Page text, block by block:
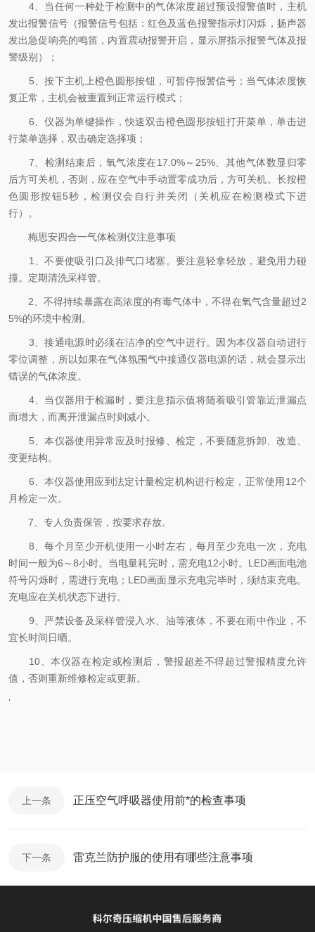
4、当任何一种处于检测中的气体浓度超过预设报警值时，主机
发出报警信号（报警信号包括：红色及蓝色报警指示灯闪烁，扬声器
发出急促响亮的鸣笛，内置震动报警开启，显示屏指示报警气体及报
警级别）；
5、按下主机上橙色圆形按钮，可暂停报警信号；当气体浓度恢
复正常，主机会被重置到正常运行模式；
6、仪器为单键操作，快速双击橙色圆形按钮打开菜单，单击进
行菜单选择，双击确定选择项；
7、检测结束后，氧气浓度在17.0%～25%、其他气体数显归零
后方可关机，否则，应在空气中手动置零成功后，方可关机。长按橙
色圆形按钮5秒，检测仪会自行并关闭（关机应在检测模式下进
行）。
梅思安四合一气体检测仪注意事项
1、不要使吸引口及排气口堵塞。要注意轻拿轻放，避免用力碰
撞。定期清洗采样管。
2、不得持续暴露在高浓度的有毒气体中，不得在氧气含量超过2
5%的环境中检测。
3、接通电源时必须在洁净的空气中进行。因为本仪器自动进行
零位调整，所以如果在气体氛围气中接通仪器电源的话，就会显示出
错误的气体浓度。
4、当仪器用于检漏时，要注意指示值将随着吸引管靠近泄漏点
而增大，而离开泄漏点时则减小。
5、本仪器使用异常应及时报修、检定，不要随意拆卸、改造、
变更结构。
6、本仪器使用应到法定计量检定机构进行检定，正常使用12个
月检定一次。
7、专人负责保管，按要求存放。
8、每个月至少开机使用一小时左右，每月至少充电一次，充电
时间一般为6～8小时。当电量耗完时，需充电12小时。LED画面电池
符号闪烁时，需进行充电；LED画面显示充电完毕时，须结束充电。
充电应在关机状态下进行。
9、严禁设备及采样管浸入水、油等液体，不要在雨中作业，不
宜长时间日晒。
10、本仪器在检定或检测后，警报超差不得超过警报精度允许
值，否则重新维修检定或更新。
‘
上一条 正压空气呼吸器使用前*的检查事项
下一条 雷克兰防护服的使用有哪些注意事项